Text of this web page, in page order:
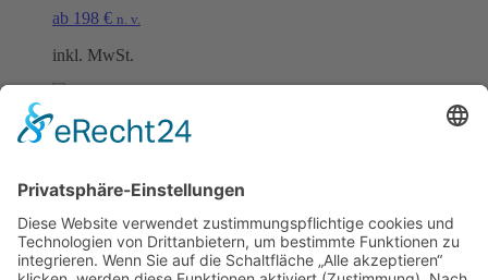
ab 198 € n. v.
inkl. MwSt.
Lindenplatz
ab198€ n. v.
inkl. MwSt.
Öffnungszeiten Büro und Hofladen: